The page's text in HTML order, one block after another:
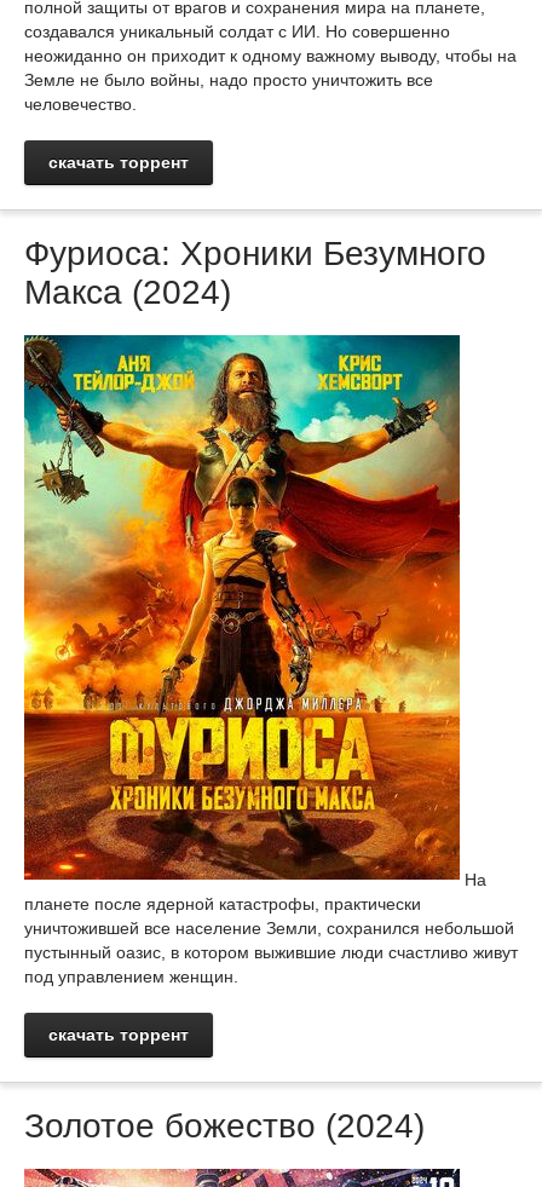
полной защиты от врагов и сохранения мира на планете,
создавался уникальный солдат с ИИ. Но совершенно
неожиданно он приходит к одному важному выводу, чтобы на
Земле не было войны, надо просто уничтожить все
человечество.
скачать торрент
Фуриоса: Хроники Безумного
Макса (2024)
На
планете после ядерной катастрофы, практически
уничтожившей все население Земли, сохранился небольшой
пустынный оазис, в котором выжившие люди счастливо живут
под управлением женщин.
скачать торрент
Золотое божество (2024)